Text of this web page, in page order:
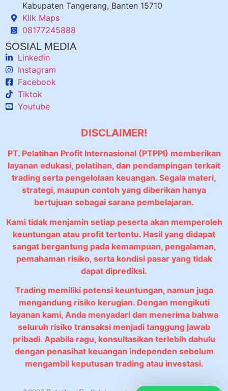
Kabupaten Tangerang, Banten 15710
Klik Maps
08177245888
SOSIAL MEDIA
Linkedin
Instagram
Facebook
Tiktok
Youtube
DISCLAIMER!
PT. Pelatihan Profit Internasional (PTPPI) memberikan
layanan edukasi, pelatihan, dan pendampingan terkait
trading serta pengelolaan keuangan. Segala materi,
strategi, maupun contoh yang diberikan hanya
bertujuan sebagai sarana pembelajaran.
Kami tidak menjamin setiap peserta akan memperoleh
keuntungan atau profit tertentu. Hasil yang didapat
sangat bergantung pada kemampuan, pengalaman,
pemahaman risiko, serta kondisi pasar yang tidak
dapat diprediksi.
Trading memiliki potensi keuntungan, namun juga
mengandung risiko kerugian. Dengan mengikuti
layanan kami, Anda menyadari dan menerima bahwa
seluruh risiko transaksi menjadi tanggung jawab
pribadi. Apabila ragu, konsultasikan terlebih dahulu
dengan penasihat keuangan independen sebelum
mengambil keputusan trading atau investasi.